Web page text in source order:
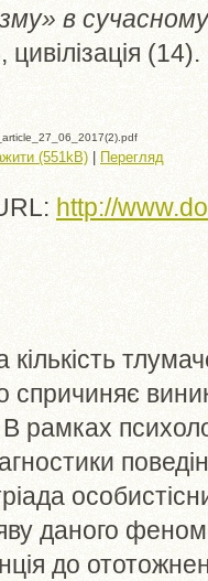
в
цивілізація
(551kB) | Перегляд
http://
кількість
рамках
даного
до